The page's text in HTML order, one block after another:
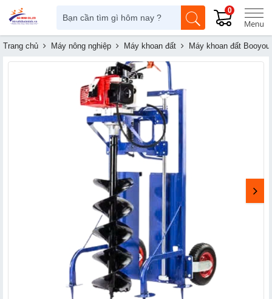
0
Trang chủ Máy nông nghiệp Máy khoan đất Máy khoan đất